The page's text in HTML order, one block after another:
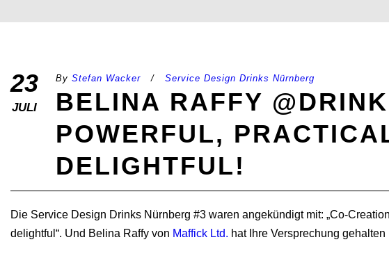
23
JULI
By Stefan Wacker / Service Design Drinks Nürnberg
BELINA RAFFY
POWERFUL,
DELIGHTFUL!
Die Service Design Drinks Nürnberg #3 waren angekündigt mit: „Co-
delightful“. Und Belina Raffy von Maffick Ltd. hat Ihre Versprechung